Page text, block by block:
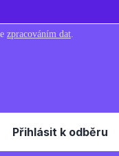
zpracováním dat.